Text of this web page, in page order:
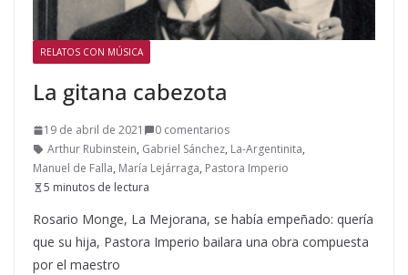
RELATOS CON MÚSICA
La gitana cabezota
19 de abril de 2021
0 comentarios
Arthur Rubinstein, Gabriel Sánchez, La-Argentinita,
Manuel de Falla, María Lejárraga, Pastora Imperio
5 minutos de lectura
Rosario Monge, La Mejorana, se había empeñado: quería
que su hija, Pastora Imperio bailara una obra compuesta
por el maestro